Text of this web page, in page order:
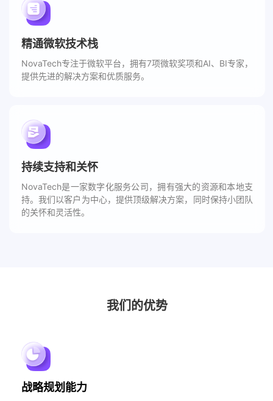
精通微软技术栈
NovaTech专注于微软平台，拥有7项微软奖项和AI、BI专家，
提供先进的解决方案和优质服务。
持续支持和关怀
NovaTech是一家数字化服务公司，拥有强大的资源和本地支
持。我们以客户为中心，提供顶级解决方案，同时保持小团队
的关怀和灵活性。
我们的优势
战略规划能力